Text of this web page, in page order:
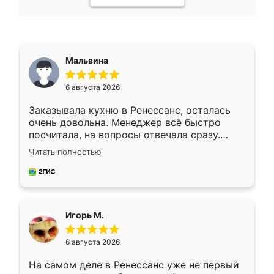
Мальвина
6 августа 2026
Заказывала кухню в Ренессанс, осталась
очень довольна. Менеджер всё быстро
посчитала, на вопросы отвечала сразу.
Замерщик приехал в субботу, подошёл к
делу со всей ответственностью. Собрали
за день, ребята работали аккуратно, даже
Читать полностью
Игорь М.
6 августа 2026
На самом деле в Ренессанс уже не первый